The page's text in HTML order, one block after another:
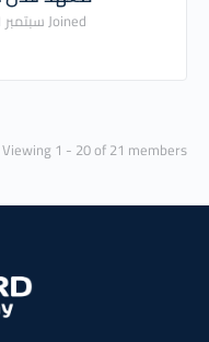
Joined سبتمبر 2021
Viewing 1 - 20 of 21 members